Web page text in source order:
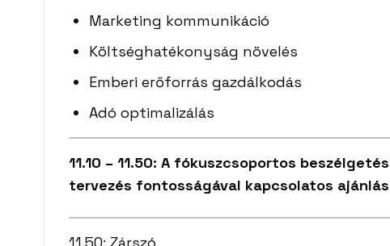
Marketing kommunikáció
Költséghatékonyság növelés
Emberi erőforrás
Adó optimalizálás
11.10 – 11.50: A fókuszcsoportos
tervezés fontosságával kapcsolatos
11.50: Zárszó